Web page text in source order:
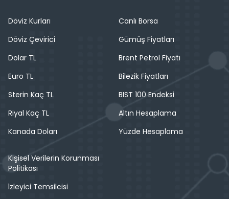
Döviz Kurları
Döviz Çevirici
Dolar TL
Euro TL
Sterin Kaç TL
Riyal Kaç TL
Kanada Doları
Canlı Borsa
Gümüş Fiyatları
Brent Petrol Fiyatı
Bilezik Fiyatları
BIST 100 Endeksi
Altın Hesaplama
Yüzde Hesaplama
Kişisel Verilerin Korunması
Politikası
İzleyici Temsilcisi